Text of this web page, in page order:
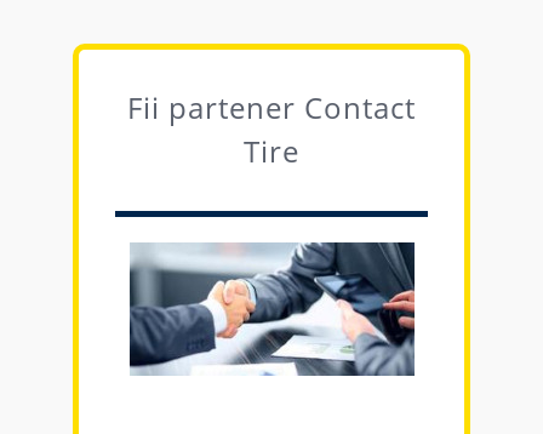
(Giti), intreaga flota va fi
echipata cu acest tip de
anvelope, datorita raportului
pret-calitate corespunzator.
Florin Tomuta • Director General
Tomiflex Logistic
Fii partener Contact
Tire